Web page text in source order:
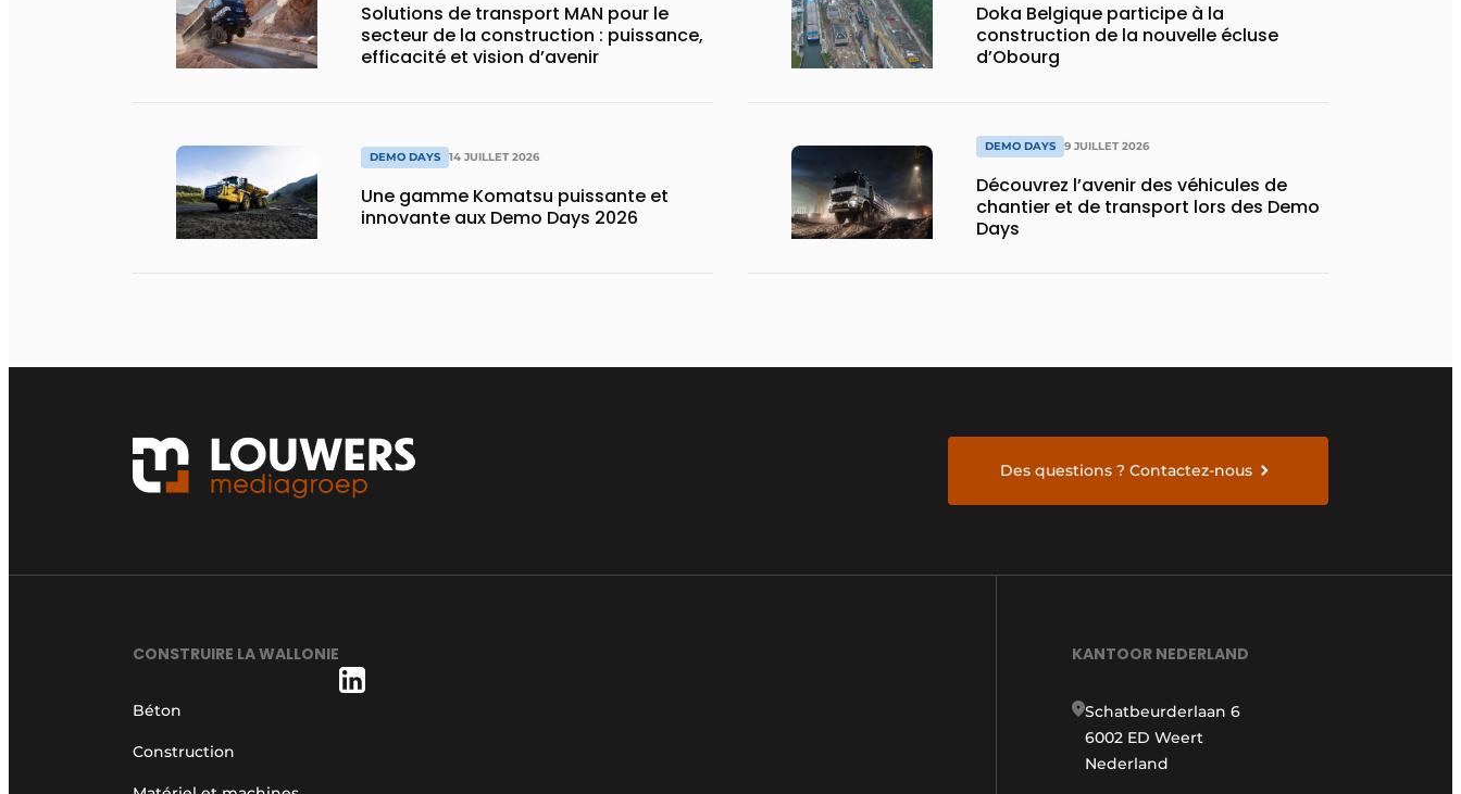
Solutions de transport MAN pour le
secteur de la construction : puissance,
efficacité et vision d’avenir
DEMO DAYS 14 JUILLET 2026
Une gamme Komatsu puissante et
innovante aux Demo Days 2026
Doka Belgique participe à la
construction de la nouvelle écluse
d’Obourg
DEMO DAYS 9 JUILLET 2026
Découvrez l’avenir des véhicules de
chantier et de transport lors des Demo
Days
Des questions ? Contactez-nous
CONSTRUIRE LA WALLONIE
Béton
Construction
KANTOOR NEDERLAND
Schatbeurderlaan 6
6002 ED Weert
Nederland